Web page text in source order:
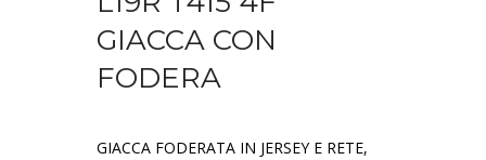
GIACCA CON
FODERA
GIACCA FODERATA IN JERSEY E RETE,